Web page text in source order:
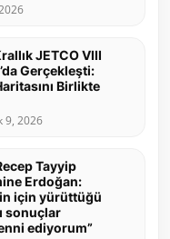
JETCO VIII
Gerçekleşti:
Birlikte
9, 2026
Tayyip
Erdoğan:
için yürüttüğü
sonuçlar
ediyorum”